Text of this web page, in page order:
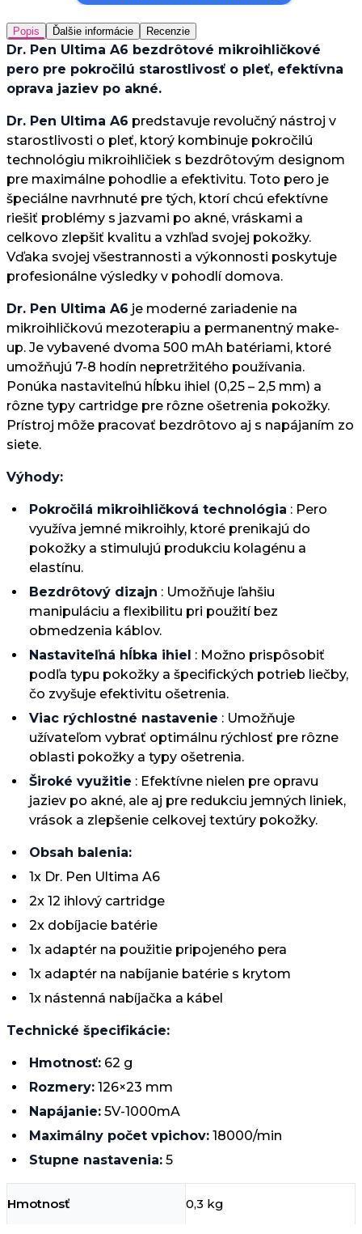
Popis Ďalšie informácie Recenzie
Dr. Pen Ultima A6 bezdrôtové mikroihličkové
pero pre pokročilú starostlivosť o pleť, efektívna
oprava jaziev po akné.
Dr. Pen Ultima A6 predstavuje revolučný nástroj v
starostlivosti o pleť, ktorý kombinuje pokročilú
technológiu mikroihličiek s bezdrôtovým designom
pre maximálne pohodlie a efektivitu. Toto pero je
špeciálne navrhnuté pre tých, ktorí chcú efektívne
riešiť problémy s jazvami po akné, vráskami a
celkovo zlepšiť kvalitu a vzhľad svojej pokožky.
Vďaka svojej všestrannosti a výkonnosti poskytuje
profesionálne výsledky v pohodlí domova.
Dr. Pen Ultima A6 je moderné zariadenie na
mikroihličkovú mezoterapiu a permanentný make-
up. Je vybavené dvoma 500 mAh batériami, ktoré
umožňujú 7-8 hodín nepretržitého používania.
Ponúka nastaviteľnú hĺbku ihiel (0,25 – 2,5 mm) a
rôzne typy cartridge pre rôzne ošetrenia pokožky.
Prístroj môže pracovať bezdrôtovo aj s napájaním zo
siete.
Výhody:
Pokročilá mikroihličková technológia : Pero
využíva jemné mikroihly, ktoré prenikajú do
pokožky a stimulujú produkciu kolagénu a
elastínu.
Bezdrôtový dizajn : Umožňuje ľahšiu
manipuláciu a flexibilitu pri použití bez
obmedzenia káblov.
Nastaviteľná hĺbka ihiel : Možno prispôsobiť
podľa typu pokožky a špecifických potrieb liečby,
čo zvyšuje efektivitu ošetrenia.
Viac rýchlostné nastavenie : Umožňuje
užívateľom vybrať optimálnu rýchlosť pre rôzne
oblasti pokožky a typy ošetrenia.
Široké využitie : Efektívne nielen pre opravu
jaziev po akné, ale aj pre redukciu jemných liniek,
vrások a zlepšenie celkovej textúry pokožky.
Obsah balenia:
1x Dr. Pen Ultima A6
2x 12 ihlový cartridge
2x dobíjacie batérie
1x adaptér na použitie pripojeného pera
1x adaptér na nabíjanie batérie s krytom
1x nástenná nabíjačka a kábel
Technické špecifikácie:
Hmotnosť: 62 g
Rozmery: 126×23 mm
Napájanie: 5V-1000mA
Maximálny počet vpichov: 18000/min
Stupne nastavenia: 5
Hmotnosť 0,3 kg